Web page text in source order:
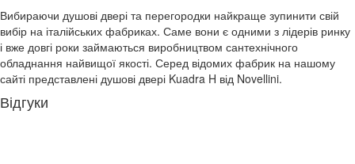
Вибираючи душові двері та перегородки найкраще зупинити свій
вибір на італійських фабриках. Саме вони є одними з лідерів ринку
і вже довгі роки займаються виробництвом сантехнічного
обладнання найвищої якості. Серед відомих фабрик на нашому
сайті представлені душові двері Kuadra H від Novellini.
Відгуки